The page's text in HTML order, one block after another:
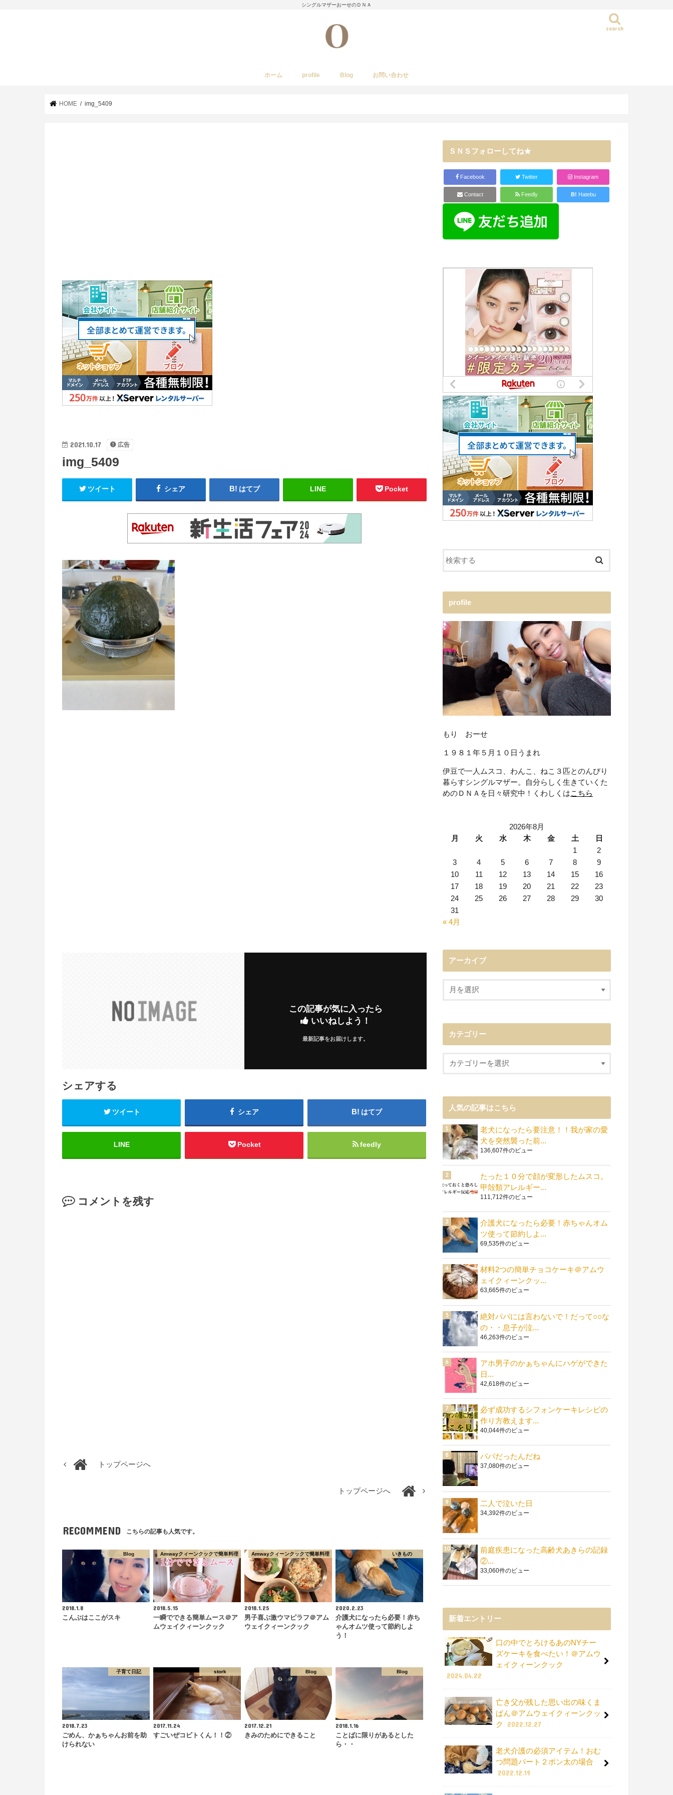
シングルマザーおーせのＤＮＡ
search
ホーム profile Blog お問い合わせ
HOME img_5409
2021.10.17 広告
img_5409
ツイート シェア はてブ LINE Pocket
この記事が気に入ったら
いいねしよう！
最新記事をお届けします。
シェアする
ツイート シェア はてブ
LINE Pocket feedly
コメントを残す
トップページへ
トップページへ
RECOMMEND こちらの記事も人気です。
Blog
2018.1.8
こんぶはここがスキ
Amwayクィーンクックで簡単料理
2018.5.15
一瞬でできる簡単ムース＠ア
ムウェイクィーンクック
Amwayクィーンクックで簡単料理
2018.1.25
男子喜ぶ激ウマピラフ＠アム
ウェイクィーンクック
いきもの
2020.2.23
介護犬になったら必要！赤ち
ゃんオムツ使って節約しよ
う！
子育て日記
2018.7.23
ごめん、かぁちゃんお前を助
けられない
stork
2017.11.24
すごいぜコビトくん！！②
Blog
2017.12.21
きみのためにできること
Blog
2018.1.16
ことばに限りがあるとした
ら・・
ＳＮＳフォローしてね★
Facebook Twitter Instagram
Contact Feedly B! Hatebu
profile
もり おーせ
１９８１年５月１０日うまれ
伊豆で一人ムスコ、わんこ、ねこ３匹とのんびり
暮らすシングルマザー。自分らしく生きていくた
めのＤＮＡを日々研究中！くわしくはこちら
2026年8月
月
火 水 木 金 土
日
1
2
3
4 5 6 7 8
9
10
11 12 13 14 15
16
17
18 19 20 21 22
23
24
25 26 27 28 29
30
31
« 4月
アーカイブ
カテゴリー
人気の記事はこちら
老犬になったら要注意！！我が家の愛
犬を突然襲った前...
136,607件のビュー
たった１０分で顔が変形したムスコ。
甲殻類アレルギー...
111,712件のビュー
介護犬になったら必要！赤ちゃんオム
ツ使って節約しよ...
69,535件のビュー
材料2つの簡単チョコケーキ＠アムウ
ェイクィーンクッ...
63,665件のビュー
絶対パパには言わないで！だって○○な
の・・息子が泣...
46,263件のビュー
アホ男子のかぁちゃんにハゲができた
日...
42,618件のビュー
必ず成功するシフォンケーキレシピの
作り方教えます...
40,044件のビュー
パパだったんだね
37,080件のビュー
二人で泣いた日
34,392件のビュー
前庭疾患になった高齢犬あきらの記録
②...
33,060件のビュー
新着エントリー
口の中でとろけるあのNYチー
ズケーキを食べたい！＠アムウ
ェイクィーンクック
2024.04.22
亡き父が残した思い出の味くま
ぱん＠アムウェイクィーンクッ
ク
2022.12.27
老犬介護の必須アイテム！おむ
つ問題パート２ポン太の場合
2022.12.19